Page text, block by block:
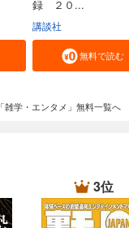
録 ２０...
講談社
無料で読む
「雑学・エンタメ」無料一覧へ
3位